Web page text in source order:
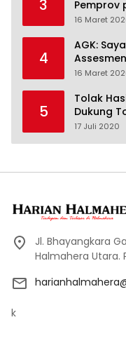
3
Pemprov
16 Maret
4
AGK:
16 Maret
5
Tolak
Dukung
17 Juli 2020
Jl. Bhayangkara
Halmahera Utara.
k